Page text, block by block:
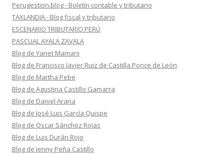
Perugestion.blog - Boletín contable y tributario
TAXLANDIA - Blog fiscal y tributario
ESCENARIO TRIBUTARIO PERÚ
PASCUAL AYALA ZAVALA
Blog de Yanet Mamani
Blog de Francisco Javier Ruiz de Castilla Ponce de León
Blog de Martha Pebe
Blog de Agustina Castillo Gamarra
Blog de Daniel Arana
Blog de José Luis García Quispe
Blog de Oscar Sánchez Rojas
Blog de Luis Durán Rojo
Blog de Jenny Peña Castillo